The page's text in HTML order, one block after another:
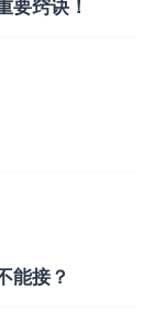
要窍诀！
能接？